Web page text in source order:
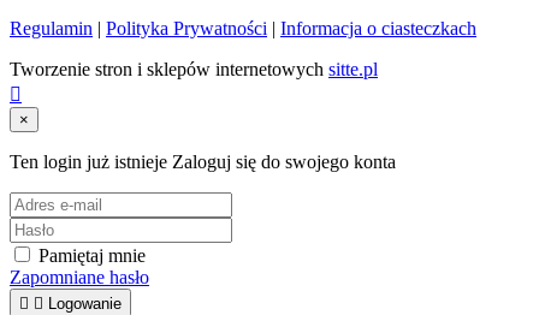
Regulamin | Polityka Prywatności | Informacja o ciasteczkach
Tworzenie stron i sklepów internetowych sitte.pl

×
Ten login już istnieje Zaloguj się do swojego konta
Pamiętaj mnie
Zapomniane hasło
  Logowanie